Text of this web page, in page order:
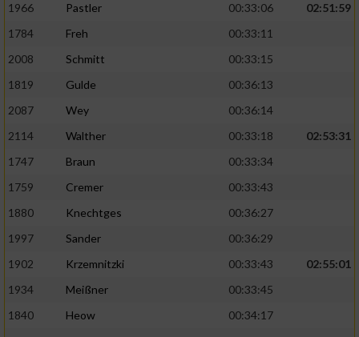
1966
Pastler 00:33:06
02:51:59
1784
Freh
00:33:11
2008
Schmitt
00:33:15
1819
Gulde
00:36:13
2087
Wey
00:36:14
2114
Walther 00:33:18
02:53:31
1747
Braun
00:33:34
1759
Cremer
00:33:43
1880
Knechtges
00:36:27
1997
Sander
00:36:29
1902
Krzemnitzki 00:33:43
02:55:01
1934
Meißner
00:33:45
1840
Heow
00:34:17